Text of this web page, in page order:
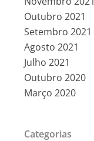
Outubro 2021
Setembro 2021
Agosto 2021
Julho 2021
Outubro 2020
Março 2020
Categorias